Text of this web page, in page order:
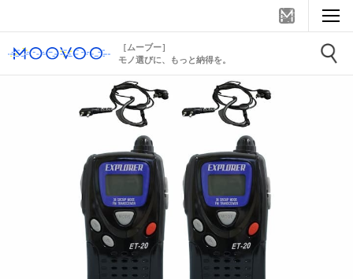
［ムーブー］
モノ選びに、もっと納得を。